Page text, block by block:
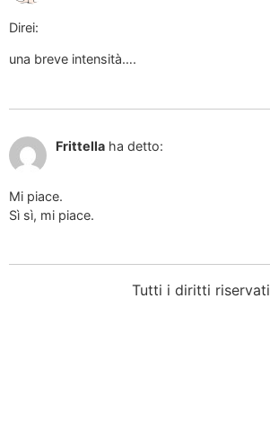
Direi:
una breve intensità….
Frittella ha detto:
Mi piace.
Sì sì, mi piace.
Tutti i diritti riservati